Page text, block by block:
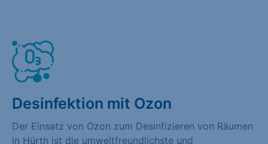
Desinfektion mit Ozon
Der Einsatz von Ozon zum Desinfizieren von Räumen
in Hürth ist die umweltfreundlichste und